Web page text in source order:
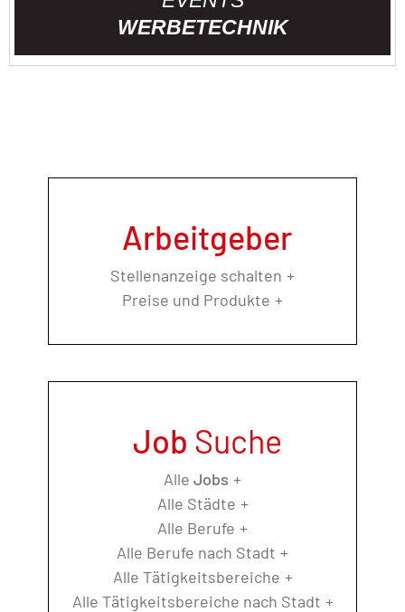
Arbeitgeber
Stellenanzeige schalten
Preise und Produkte
Job Suche
Alle Jobs
Alle Städte
Alle Berufe
Alle Berufe nach Stadt
Alle Tätigkeitsbereiche
Alle Tätigkeitsbereiche nach Stadt